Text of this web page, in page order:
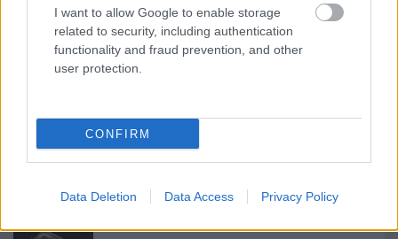
I want to allow Google to enable storage
related to security, including authentication
functionality and fraud prevention, and other
user protection.
CONFIRM
Data Deletion Data Access Privacy Policy
Bott Pince Exczellencziás vertikális és
Három évtized, három aszú (és egy kis